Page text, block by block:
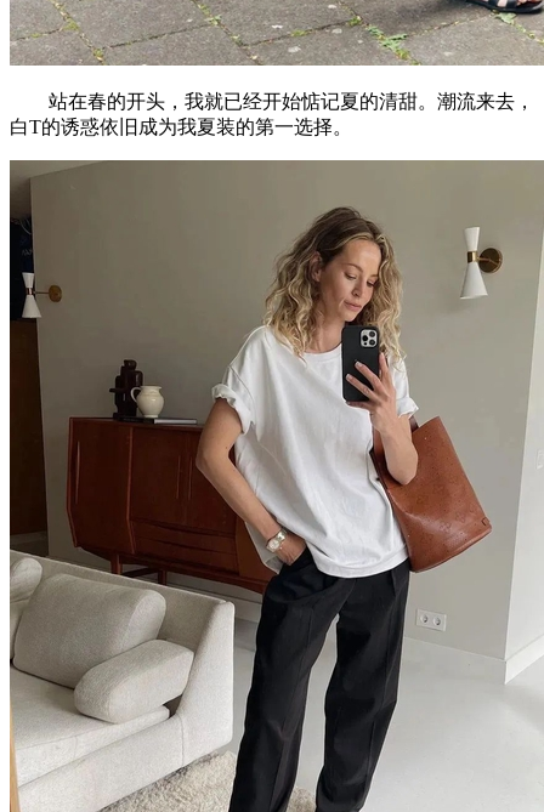
站在春的开头，我就已经开始惦记夏的清甜。潮流来去，
白T的诱惑依旧成为我夏装的第一选择。